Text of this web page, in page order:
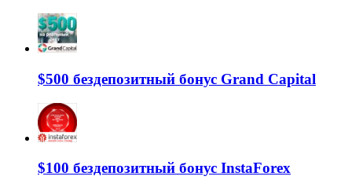
$500 бездепозитный бонус Grand Capital
$100 бездепозитный бонус InstaForex